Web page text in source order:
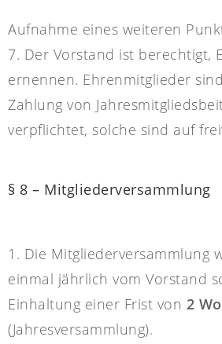
Aufnahme eines weiteren
7. Der Vorstand ist berechtigt,
ernennen. Ehrenmitglieder
Zahlung von
verpflichtet, solche sind auf
§ 8 – Mitgliederversammlung
1. Die Mitgliederversammlung
einmal jährlich vom Vorstand
Einhaltung einer Frist von 2
(Jahresversammlung).